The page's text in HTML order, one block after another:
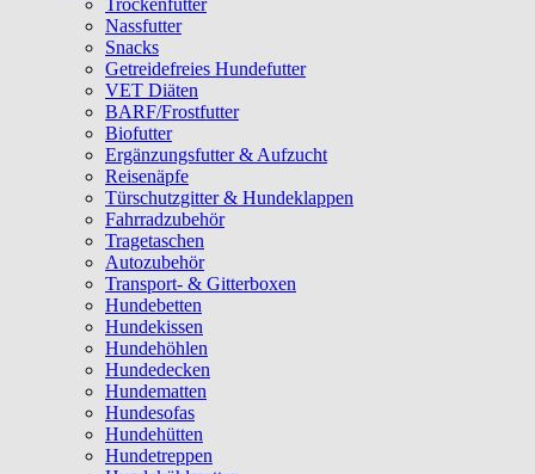
Trockenfutter
Nassfutter
Snacks
Getreidefreies Hundefutter
VET Diäten
BARF/Frostfutter
Biofutter
Ergänzungsfutter & Aufzucht
Reisenäpfe
Türschutzgitter & Hundeklappen
Fahrradzubehör
Tragetaschen
Autozubehör
Transport- & Gitterboxen
Hundebetten
Hundekissen
Hundehöhlen
Hundedecken
Hundematten
Hundesofas
Hundehütten
Hundetreppen